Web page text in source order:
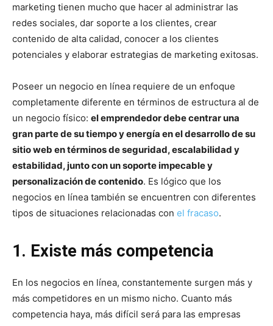
marketing tienen mucho que hacer al administrar las
redes sociales, dar soporte a los clientes, crear
contenido de alta calidad, conocer a los clientes
potenciales y elaborar estrategias de marketing exitosas.
Poseer un negocio en línea requiere de un enfoque
completamente diferente en términos de estructura al de
un negocio físico: el emprendedor debe centrar una
gran parte de su tiempo y energía en el desarrollo de su
sitio web en términos de seguridad, escalabilidad y
estabilidad, junto con un soporte impecable y
personalización de contenido. Es lógico que los
negocios en línea también se encuentren con diferentes
tipos de situaciones relacionadas con el fracaso.
1. Existe más competencia
En los negocios en línea, constantemente surgen más y
más competidores en un mismo nicho. Cuanto más
competencia haya, más difícil será para las empresas